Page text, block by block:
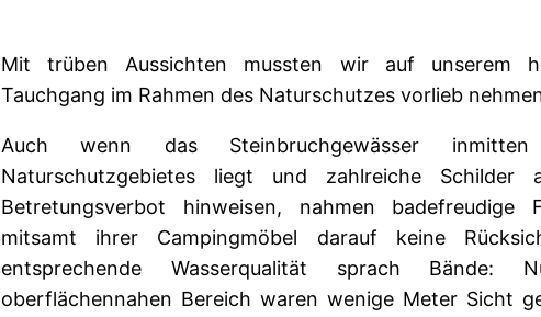
Mit trüben Aussichten mussten wir auf unserem
Tauchgang im Rahmen des Naturschutzes vorlieb
Auch wenn das Steinbruchgewässer
Naturschutzgebietes liegt und zahlreiche Schilder
Betretungsverbot hinweisen, nahmen badefreudige
mitsamt ihrer Campingmöbel darauf keine
entsprechende Wasserqualität sprach Bände:
oberflächennahen Bereich waren wenige Meter Sicht